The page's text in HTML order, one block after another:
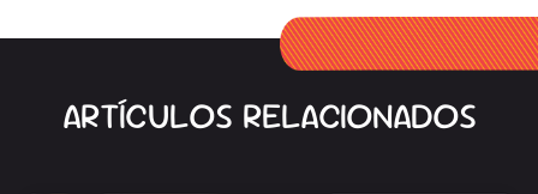
ARTÍCULOS RELACIONADOS